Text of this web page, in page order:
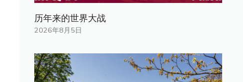
历年来的世界大战
2026年8月5日